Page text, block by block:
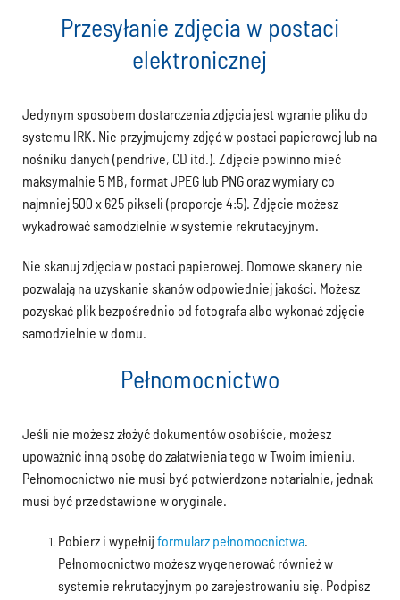
Przesyłanie zdjęcia w postaci
elektronicznej
Jedynym sposobem dostarczenia zdjęcia jest wgranie pliku do
systemu IRK. Nie przyjmujemy zdjęć w postaci papierowej lub na
nośniku danych (pendrive, CD itd.). Zdjęcie powinno mieć
maksymalnie 5 MB, format JPEG lub PNG oraz wymiary co
najmniej 500 x 625 pikseli (proporcje 4:5). Zdjęcie możesz
wykadrować samodzielnie w systemie rekrutacyjnym.
Nie skanuj zdjęcia w postaci papierowej. Domowe skanery nie
pozwalają na uzyskanie skanów odpowiedniej jakości. Możesz
pozyskać plik bezpośrednio od fotografa albo wykonać zdjęcie
samodzielnie w domu.
Pełnomocnictwo
Jeśli nie możesz złożyć dokumentów osobiście, możesz
upoważnić inną osobę do załatwienia tego w Twoim imieniu.
Pełnomocnictwo nie musi być potwierdzone notarialnie, jednak
musi być przedstawione w oryginale.
Pobierz i wypełnij formularz pełnomocnictwa.
Pełnomocnictwo możesz wygenerować również w
systemie rekrutacyjnym po zarejestrowaniu się. Podpisz